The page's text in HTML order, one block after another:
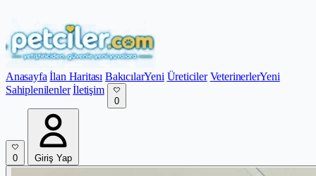
Anasayfa İlan Haritası BakıcılarYeni Üreticiler VeterinerlerYeni
Sahiplenilenler İletişim
0
0 Giriş Yap